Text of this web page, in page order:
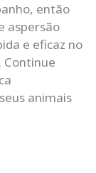
então
aspersão
e eficaz no
Continue
animais